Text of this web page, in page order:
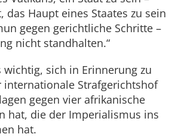
das Haupt eines Staates zu sein
gegen gerichtliche Schritte –
nicht standhalten.“
sich in Erinnerung zu
internationale Strafgerichtshof
gegen vier afrikanische
hat, die der Imperialismus ins
hat.